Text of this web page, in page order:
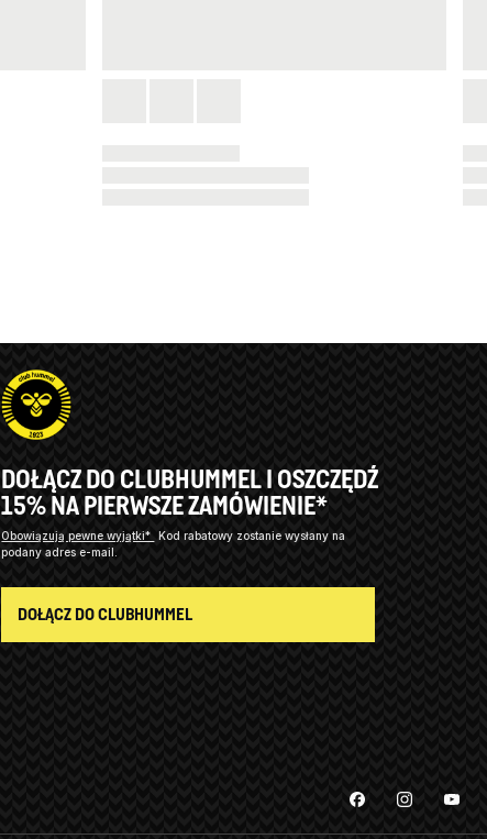
DOŁĄCZ DO CLUBHUMMEL I OSZCZĘDŹ
15% NA PIERWSZE ZAMÓWIENIE*
Obowiązują pewne wyjątki*
Kod rabatowy zostanie wysłany na
podany adres e-mail.
DOŁĄCZ DO CLUBHUMMEL